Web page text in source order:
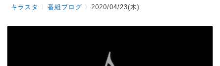
キラスタ 〉番組ブログ 〉2020/04/23(木)